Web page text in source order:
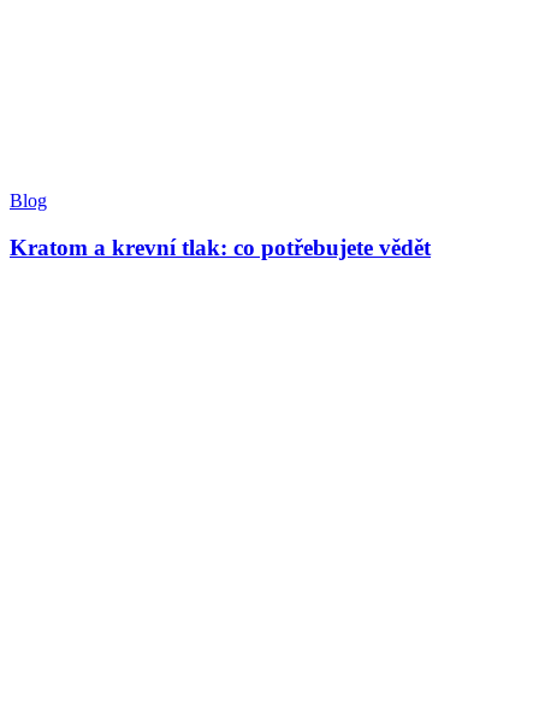
Blog
Kratom a krevní tlak: co potřebujete vědět